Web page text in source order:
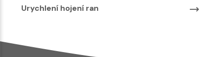
Urychlení hojení ran